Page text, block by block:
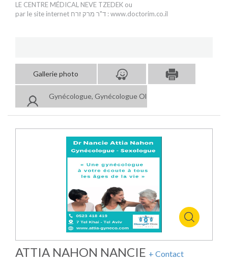
LE CENTRE MÉDICAL NEVE TZEDEK ou
par le site internet ד"ר מרק זרח : www.doctorim.co.il
Gallerie photo
Gynécologue, Gynécologue Obstétricien
ATTIA NAHON NANCIE + Contact